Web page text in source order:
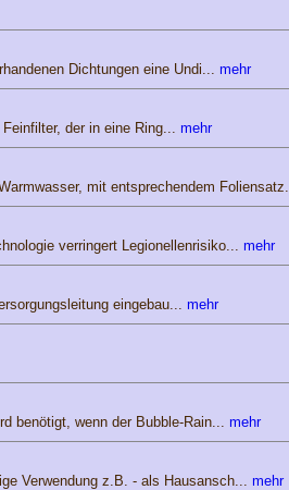
Dichtungen eine Undi... mehr
der in eine Ring... mehr
mit entsprechendem Foliensatz.
verringert Legionellenrisiko... mehr
eingebau... mehr
benötigt, wenn der Bubble-Rain... mehr
Verwendung z.B. - als Hausansch... mehr